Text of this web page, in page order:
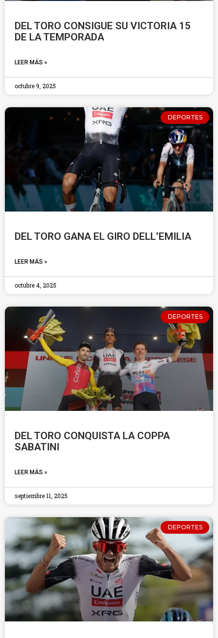
DEL TORO CONSIGUE SU VICTORIA 15
DE LA TEMPORADA
LEER MÁS »
octubre 9, 2025
DEPORTES
DEL TORO GANA EL GIRO DELL’EMILIA
LEER MÁS »
octubre 4, 2025
DEPORTES
DEL TORO CONQUISTA LA COPPA
SABATINI
LEER MÁS »
septiembre 11, 2025
DEPORTES